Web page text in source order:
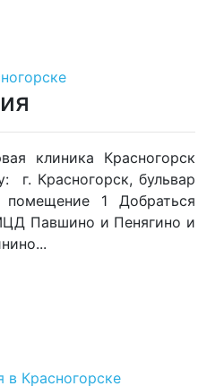
клиника Красногорск
г. Красногорск, бульвар
1 Добраться
Павшино и Пенягино и